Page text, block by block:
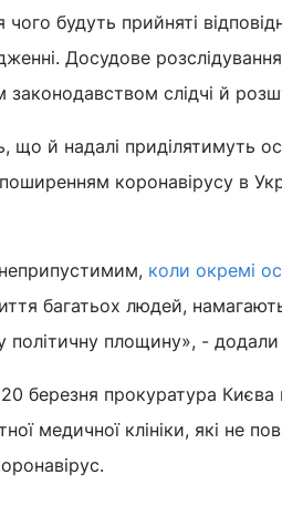
чого будуть прийняті
Досудове
законодавством слідчі й
що й надалі приділятимуть
поширенням коронавірусу в
коли окремі
багатьох людей,
політичну площину», - додали
березня прокуратура
медичної клініки, які не